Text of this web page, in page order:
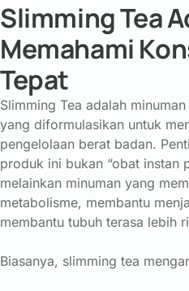
Slimming Tea
Memahami
Tepat
Slimming Tea adalah
yang diformulasikan untuk
pengelolaan berat badan.
produk ini bukan “obat instan
melainkan minuman yang
metabolisme, membantu
membantu tubuh terasa lebih
Biasanya, slimming tea